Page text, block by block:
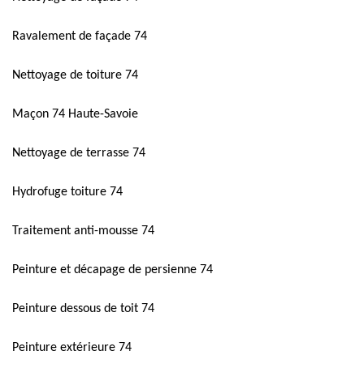
Ravalement de façade 74
Nettoyage de toiture 74
Maçon 74 Haute-Savoie
Nettoyage de terrasse 74
Hydrofuge toiture 74
Traitement anti-mousse 74
Peinture et décapage de persienne 74
Peinture dessous de toit 74
Peinture extérieure 74